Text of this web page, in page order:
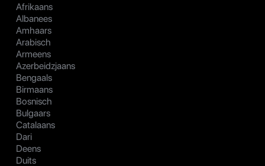
Afrikaans
Albanees
Amhaars
Arabisch
Armeens
Azerbeidzjaans
Bengaals
Birmaans
Bosnisch
Bulgaars
Catalaans
Dari
Deens
Duits